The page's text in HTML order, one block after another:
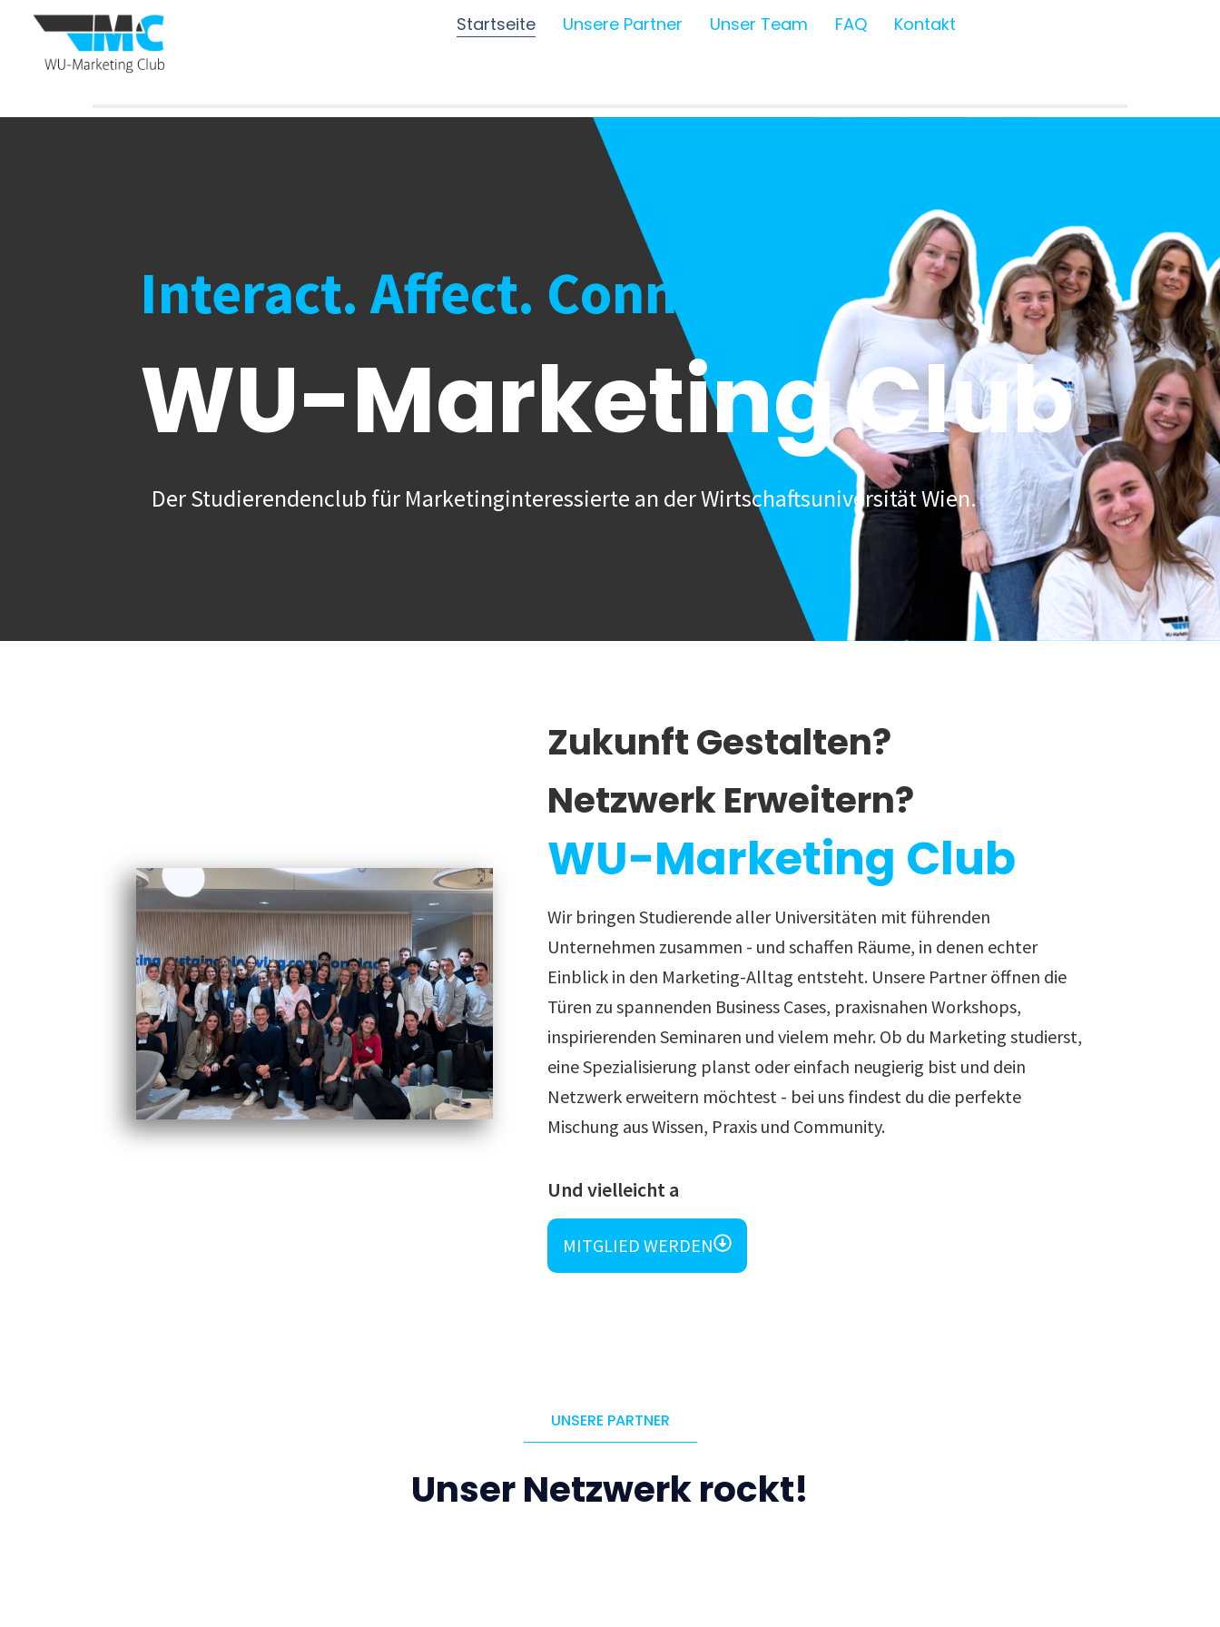
Startseite Unsere Partner Unser Team FAQ Kontakt
Interact. Affect. Connect.
WU-Marketing Club
Der Studierendenclub für Marketinginteressierte an der Wirtschaftsuniversität Wien.
Zukunft Gestalten?
Netzwerk Erweitern?
WU-Marketing Club
Wir bringen Studierende aller Universitäten mit führenden
Unternehmen zusammen - und schaffen Räume, in denen echter
Einblick in den Marketing-Alltag entsteht. Unsere Partner öffnen die
Türen zu spannenden Business Cases, praxisnahen Workshops,
inspirierenden Seminaren und vielem mehr. Ob du Marketing studierst,
eine Spezialisierung planst oder einfach neugierig bist und dein
Netzwerk erweitern möchtest - bei uns findest du die perfekte
Mischung aus Wissen, Praxis und Community.
Und vielleicht auch deinen nächsten Karriereschritt.
MITGLIED WERDEN
UNSERE PARTNER
Unser Netzwerk rockt!